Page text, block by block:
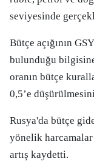
seviyesinde
Bütçe açığının
bulunduğu
oranın bütçe
0,5’e
Rusya'da bütçe
yönelik
artış kaydetti.